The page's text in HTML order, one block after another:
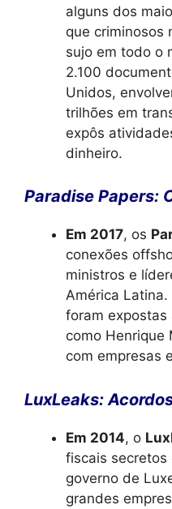
alguns dos
que criminosos
sujo em todo o
2.100
Unidos,
trilhões em
expôs
dinheiro.
Paradise Papers:
Em 2017, os
conexões
ministros e
América Latina.
foram expostas
como Henrique
com empresas
LuxLeaks:
Em 2014, o
fiscais secretos
governo de
grandes